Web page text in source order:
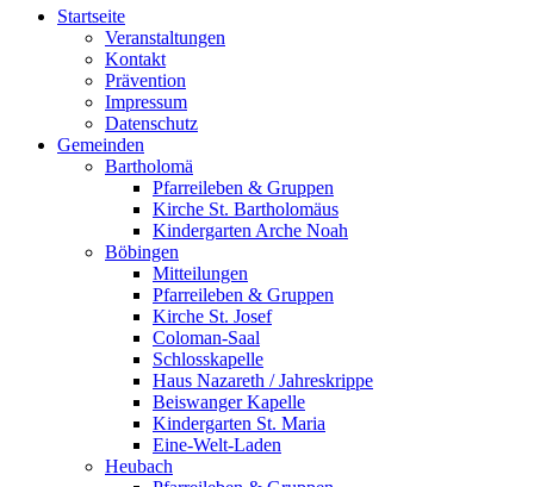
Startseite
Veranstaltungen
Kontakt
Prävention
Impressum
Datenschutz
Gemeinden
Bartholomä
Pfarreileben & Gruppen
Kirche St. Bartholomäus
Kindergarten Arche Noah
Böbingen
Mitteilungen
Pfarreileben & Gruppen
Kirche St. Josef
Coloman-Saal
Schlosskapelle
Haus Nazareth / Jahreskrippe
Beiswanger Kapelle
Kindergarten St. Maria
Eine-Welt-Laden
Heubach